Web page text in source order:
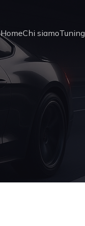
HomeChi siamoTuning